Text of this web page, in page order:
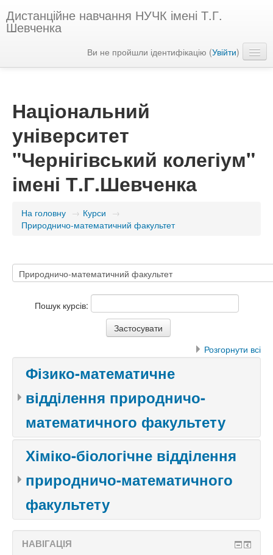
Дистанційне навчання НУЧК імені Т.Г.
Шевченка
Ви не пройшли ідентифікацію (Увійти)
Національний
університет
"Чернігівський колегіум"
імені Т.Г.Шевченка
На головну → Курси →
Природничо-математичний факультет
Пошук курсів:
Розгорнути всі
Фізико-математичне
відділення природничо-
математичного факультету
Хіміко-біологічне відділення
природничо-математичного
факультету
НАВІГАЦІЯ